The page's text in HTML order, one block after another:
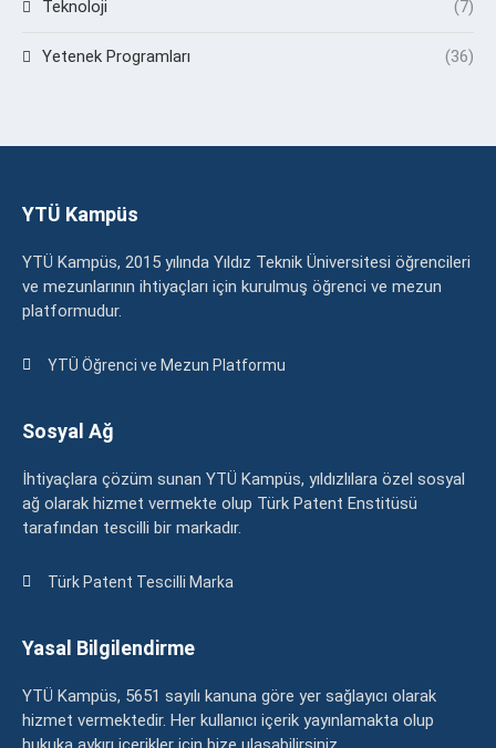
Teknoloji (7)
Yetenek Programları (36)
YTÜ Kampüs
YTÜ Kampüs, 2015 yılında Yıldız Teknik Üniversitesi öğrencileri
ve mezunlarının ihtiyaçları için kurulmuş öğrenci ve mezun
platformudur.
YTÜ Öğrenci ve Mezun Platformu
Sosyal Ağ
İhtiyaçlara çözüm sunan YTÜ Kampüs, yıldızlılara özel sosyal
ağ olarak hizmet vermekte olup Türk Patent Enstitüsü
tarafından tescilli bir markadır.
Türk Patent Tescilli Marka
Yasal Bilgilendirme
YTÜ Kampüs, 5651 sayılı kanuna göre yer sağlayıcı olarak
hizmet vermektedir. Her kullanıcı içerik yayınlamakta olup